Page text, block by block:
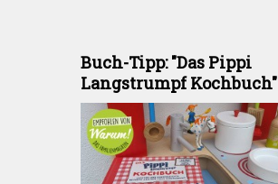
Buch-Tipp: "Das Pippi
Langstrumpf Kochbuch"